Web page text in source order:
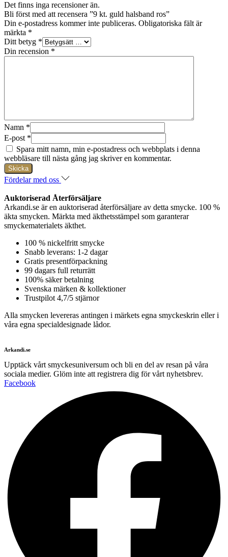
Det finns inga recensioner än.
Bli först med att recensera ”9 kt. guld halsband ros”
Din e-postadress kommer inte publiceras. Obligatoriska fält är
märkta *
Ditt betyg *
Din recension *
Namn *
E-post *
Spara mitt namn, min e-postadress och webbplats i denna
webbläsare till nästa gång jag skriver en kommentar.
Fördelar med oss
Auktoriserad Återförsäljare
Arkandi.se är en auktoriserad återförsäljare av detta smycke. 100 %
äkta smycken. Märkta med äkthetsstämpel som garanterar
smyckematerialets äkthet.
100 % nickelfritt smycke
Snabb leverans: 1-2 dagar
Gratis presentförpackning
99 dagars full returrätt
100% säker betalning
Svenska märken & kollektioner
Trustpilot 4,7/5 stjärnor
Alla smycken levereras antingen i märkets egna smyckeskrin eller i
våra egna specialdesignade lådor.
Arkandi.se
Upptäck vårt smyckesuniversum och bli en del av resan på våra
sociala medier. Glöm inte att registrera dig för vårt nyhetsbrev.
Facebook